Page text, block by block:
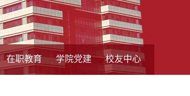
在职教育 学院党建 校友中心